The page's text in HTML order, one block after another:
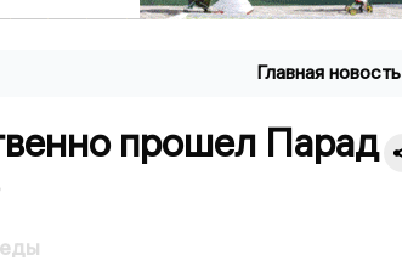
Главная новость
прошел Парад